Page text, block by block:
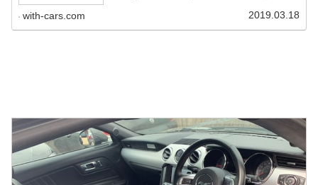
with-cars.com 2019.03.18